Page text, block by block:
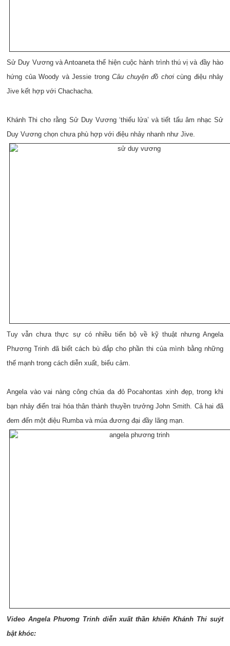
Sử Duy Vương và Antoaneta thể hiện cuộc hành trình thú vị và đầy hào
hứng của Woody và Jessie trong Câu chuyện đồ chơicùng điệu nhảy
Jive kết hợp với Chachacha.
Khánh Thi cho rằng Sử Duy Vương ‘thiếu lửa’ và tiết tấu âm nhạc Sử
Duy Vương chọn chưa phù hợp với điệu nhảy nhanh như Jive.
Tuy vẫn chưa thực sự có nhiều tiến bộ về kỹ thuật nhưng Angela
Phương Trinh đã biết cách bù đắp cho phần thi của mình bằng những
thế mạnh trong cách diễn xuất, biểu cảm.
Angela vào vai nàng công chúa da đỏ Pocahontas xinh đẹp, trong khi
bạn nhảy điển trai hóa thân thành thuyền trưởng John Smith. Cả hai đã
đem đến một điệu Rumba và múa đương đại đầy lãng mạn.
Video Angela Phương Trinh diễn xuất thần khiến Khánh Thi suýt
bật khóc: